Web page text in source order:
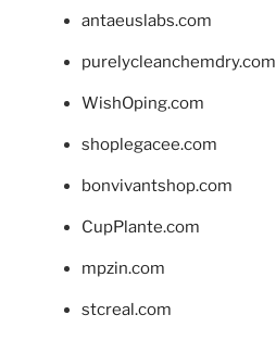
antaeuslabs.com
purelycleanchemdry.com
WishOping.com
shoplegacee.com
bonvivantshop.com
CupPlante.com
mpzin.com
stcreal.com